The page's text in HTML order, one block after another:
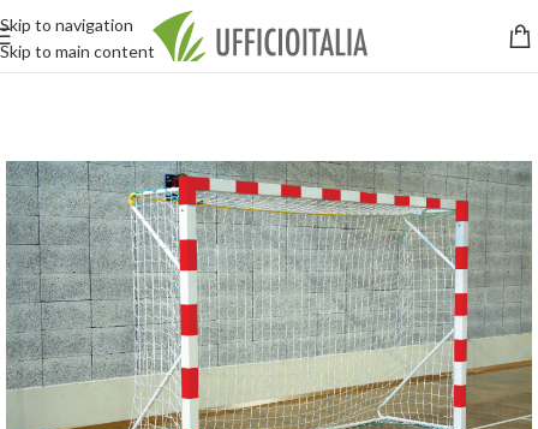
Skip to navigation
Skip to main content